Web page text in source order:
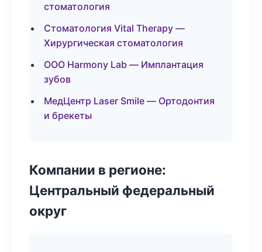
стоматология
Стоматология Vital Therapy —
Хирургическая стоматология
ООО Harmony Lab — Имплантация
зубов
МедЦентр Laser Smile — Ортодонтия
и брекеты
Компании в регионе:
Центральный федеральный
округ